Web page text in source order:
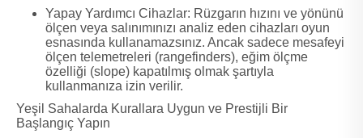
Yapay Yardımcı Cihazlar: Rüzgarın hızını ve yönünü
ölçen veya salınımınızı analiz eden cihazları oyun
esnasında kullanamazsınız. Ancak sadece mesafeyi
ölçen telemetreleri (rangefinders), eğim ölçme
özelliği (slope) kapatılmış olmak şartıyla
kullanmanıza izin verilir.
Yeşil Sahalarda Kurallara Uygun ve Prestijli Bir
Başlangıç Yapın